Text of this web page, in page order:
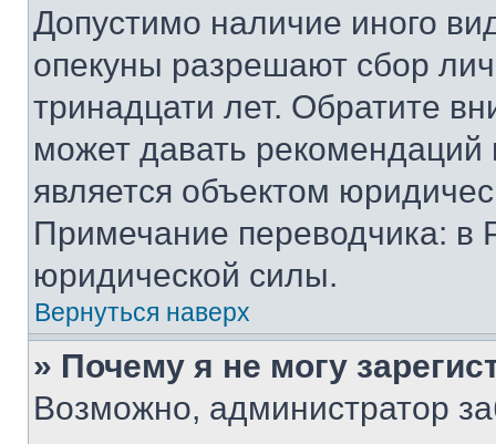
Допустимо наличие иного
опекуны разрешают сбор
тринадцати лет. Обратите
может давать
является объектом
Примечание переводчика: в
юридической силы.
Вернуться наверх
» Почему я не могу
Возможно, администратор